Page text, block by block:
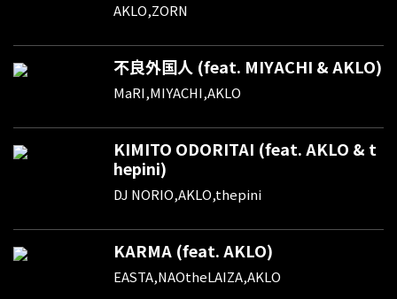
AKLO,ZORN
不良外国人 (feat. MIYACHI & AKLO)
MaRI,MIYACHI,AKLO
KIMITO ODORITAI (feat. AKLO & t
hepini)
DJ NORIO,AKLO,thepini
KARMA (feat. AKLO)
EASTA,NAOtheLAIZA,AKLO